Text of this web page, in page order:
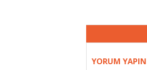
YORUM YAPIN